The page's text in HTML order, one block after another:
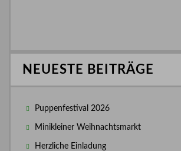
NEUESTE BEITRÄGE
Puppenfestival 2026
Minikleiner Weihnachtsmarkt
Herzliche Einladung